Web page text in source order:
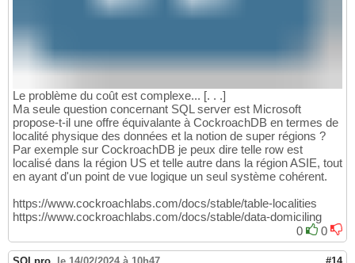
Le problème du coût est complexe... [. . .]
Ma seule question concernant SQL server est Microsoft
propose-t-il une offre équivalante à CockroachDB en termes de
localité physique des données et la notion de super régions ?
Par exemple sur CockroachDB je peux dire telle row est
localisé dans la région US et telle autre dans la région ASIE, tout
en ayant d'un point de vue logique un seul système cohérent.
https://www.cockroachlabs.com/docs/stable/table-localities
https://www.cockroachlabs.com/docs/stable/data-domiciling
0
0